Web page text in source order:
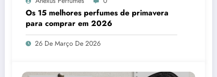
Os 15 melhores perfumes de primavera
para comprar em 2026
26 De Março De 2026